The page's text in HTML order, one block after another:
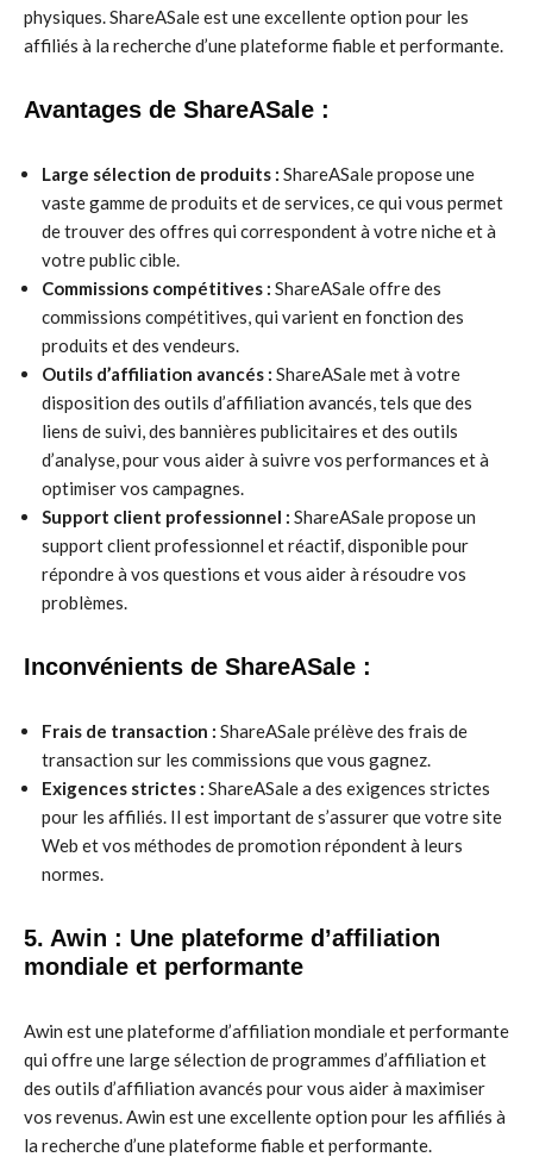
physiques. ShareASale est une excellente option pour les
affiliés à la recherche d’une plateforme fiable et performante.
Avantages de ShareASale :
Large sélection de produits : ShareASale propose une
vaste gamme de produits et de services, ce qui vous permet
de trouver des offres qui correspondent à votre niche et à
votre public cible.
Commissions compétitives : ShareASale offre des
commissions compétitives, qui varient en fonction des
produits et des vendeurs.
Outils d’affiliation avancés : ShareASale met à votre
disposition des outils d’affiliation avancés, tels que des
liens de suivi, des bannières publicitaires et des outils
d’analyse, pour vous aider à suivre vos performances et à
optimiser vos campagnes.
Support client professionnel : ShareASale propose un
support client professionnel et réactif, disponible pour
répondre à vos questions et vous aider à résoudre vos
problèmes.
Inconvénients de ShareASale :
Frais de transaction : ShareASale prélève des frais de
transaction sur les commissions que vous gagnez.
Exigences strictes : ShareASale a des exigences strictes
pour les affiliés. Il est important de s’assurer que votre site
Web et vos méthodes de promotion répondent à leurs
normes.
5. Awin : Une plateforme d’affiliation
mondiale et performante
Awin est une plateforme d’affiliation mondiale et performante
qui offre une large sélection de programmes d’affiliation et
des outils d’affiliation avancés pour vous aider à maximiser
vos revenus. Awin est une excellente option pour les affiliés à
la recherche d’une plateforme fiable et performante.